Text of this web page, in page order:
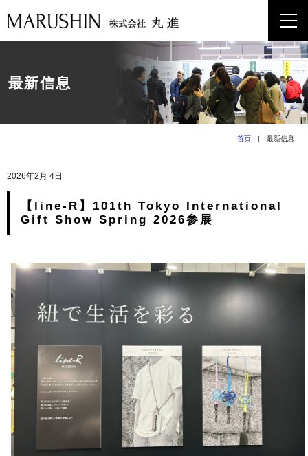
最新信息
首页 | 最新信息
2026年2月 4日
【line-R】101th Tokyo International
Gift Show Spring 2026参展